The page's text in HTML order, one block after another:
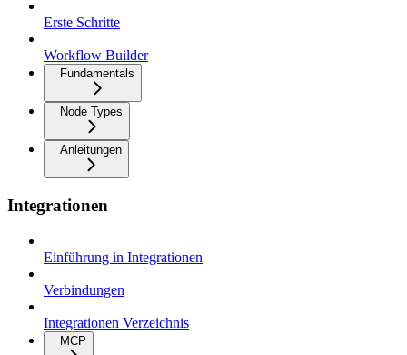
Erste Schritte
Workflow Builder
Fundamentals
Node Types
Anleitungen
Integrationen
Einführung in Integrationen
Verbindungen
Integrationen Verzeichnis
MCP